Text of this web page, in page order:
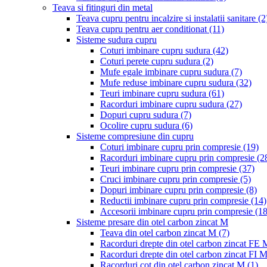
Teava si fitinguri din metal
Teava cupru pentru incalzire si instalatii sanitare
Teava cupru pentru aer conditionat (11)
Sisteme sudura cupru
Coturi imbinare cupru sudura (42)
Coturi perete cupru sudura (2)
Mufe egale imbinare cupru sudura (7)
Mufe reduse imbinare cupru sudura (32)
Teuri imbinare cupru sudura (61)
Racorduri imbinare cupru sudura (27)
Dopuri cupru sudura (7)
Ocolire cupru sudura (6)
Sisteme compresiune din cupru
Coturi imbinare cupru prin compresie (19)
Racorduri imbinare cupru prin compresie
Teuri imbinare cupru prin compresie (37)
Cruci imbinare cupru prin compresie (5)
Dopuri imbinare cupru prin compresie (8)
Reductii imbinare cupru prin compresie (14)
Accesorii imbinare cupru prin compresie
Sisteme presare din otel carbon zincat M
Teava din otel carbon zincat M (7)
Racorduri drepte din otel carbon zincat FE
Racorduri drepte din otel carbon zincat FI M
Racorduri cot din otel carbon zincat M (1)